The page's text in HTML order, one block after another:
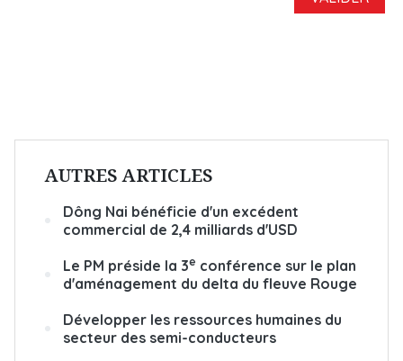
AUTRES ARTICLES
Dông Nai bénéficie d'un excédent
commercial de 2,4 milliards d'USD
Le PM préside la 3e conférence sur le plan
d'aménagement du delta du fleuve Rouge
Développer les ressources humaines du
secteur des semi-conducteurs